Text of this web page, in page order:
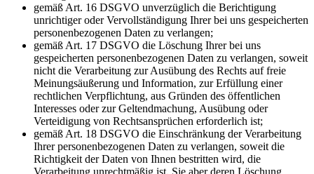
gemäß Art. 16 DSGVO unverzüglich die Berichtigung
unrichtiger oder Vervollständigung Ihrer bei uns gespeicherten
personenbezogenen Daten zu verlangen;
gemäß Art. 17 DSGVO die Löschung Ihrer bei uns
gespeicherten personenbezogenen Daten zu verlangen, soweit
nicht die Verarbeitung zur Ausübung des Rechts auf freie
Meinungsäußerung und Information, zur Erfüllung einer
rechtlichen Verpflichtung, aus Gründen des öffentlichen
Interesses oder zur Geltendmachung, Ausübung oder
Verteidigung von Rechtsansprüchen erforderlich ist;
gemäß Art. 18 DSGVO die Einschränkung der Verarbeitung
Ihrer personenbezogenen Daten zu verlangen, soweit die
Richtigkeit der Daten von Ihnen bestritten wird, die
Verarbeitung unrechtmäßig ist, Sie aber deren Löschung